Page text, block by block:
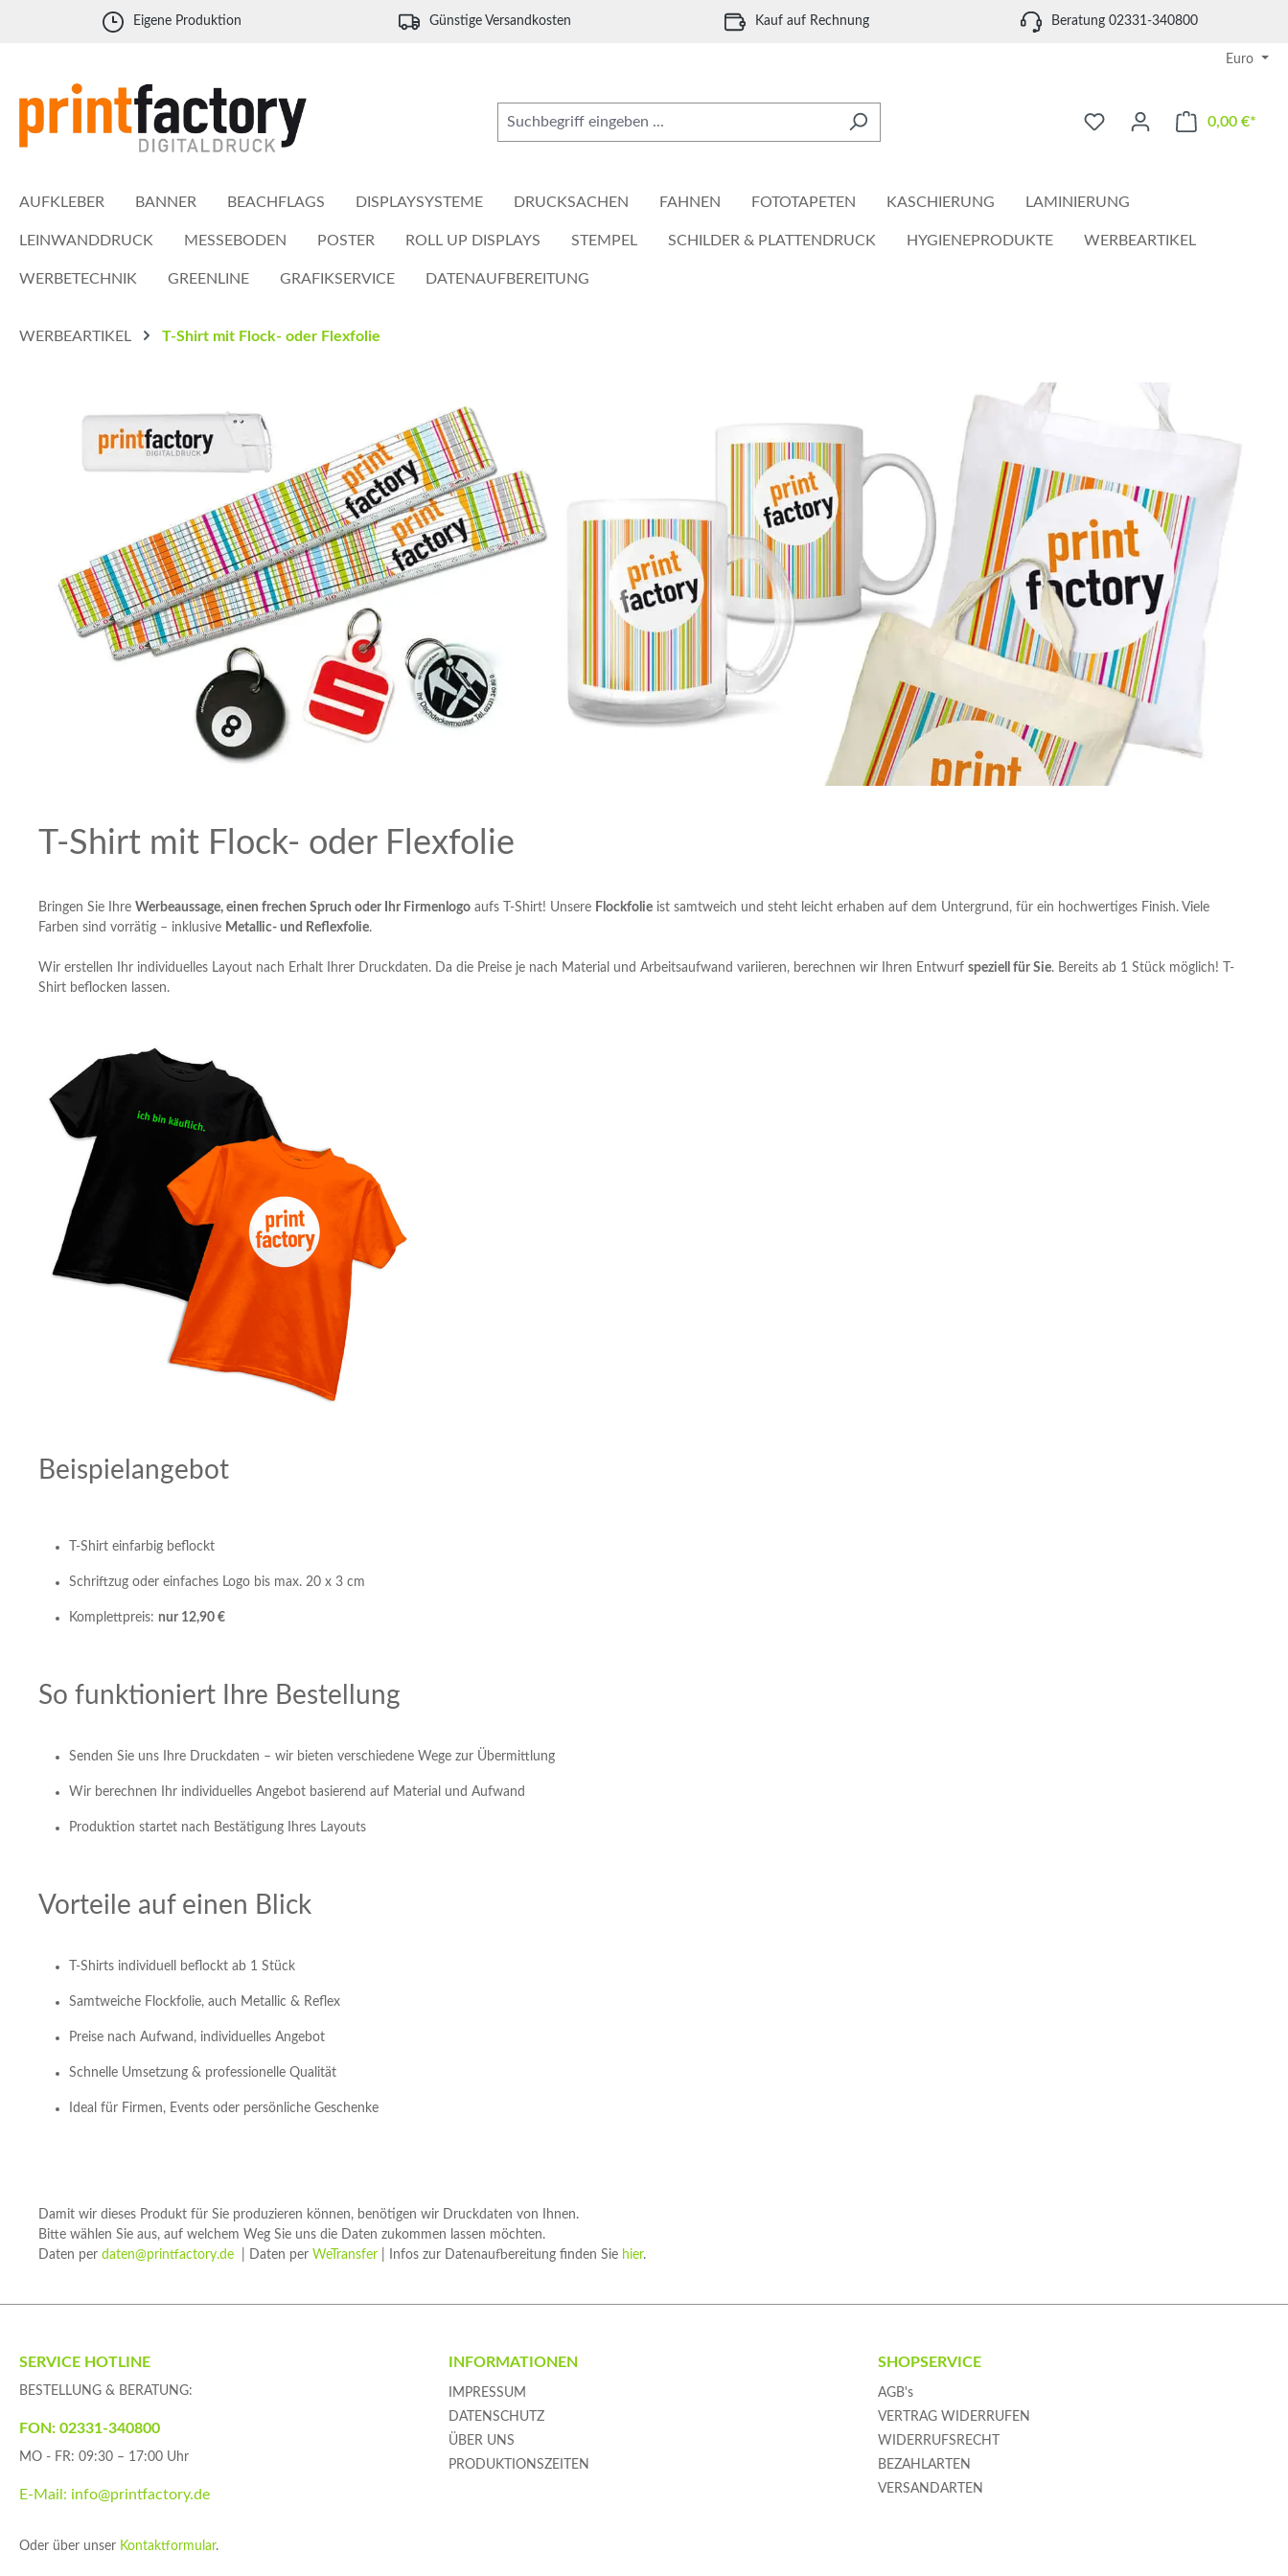
Hauptinhalt springen
Zur Suche springen
Zur Hauptnavigation springen
Eigene Produktion Günstige Versandkosten Kauf auf Rechnung Beratung 02331-340800
Euro
0,00 €*
AUFKLEBER BANNER BEACHFLAGS DISPLAYSYSTEME DRUCKSACHEN FAHNEN FOTOTAPETEN KASCHIERUNG LAMINIERUNG
LEINWANDDRUCK MESSEBODEN POSTER ROLL UP DISPLAYS STEMPEL SCHILDER & PLATTENDRUCK HYGIENEPRODUKTE WERBEARTIKEL
WERBETECHNIK GREENLINE GRAFIKSERVICE DATENAUFBEREITUNG
WERBEARTIKEL T-Shirt mit Flock- oder Flexfolie
T-Shirt mit Flock- oder Flexfolie
Bringen Sie Ihre Werbeaussage, einen frechen Spruch oder Ihr Firmenlogo aufs T-Shirt! Unsere Flockfolie ist samtweich und steht leicht erhaben auf dem Untergrund, für ein hochwertiges Finish. Viele
Farben sind vorrätig – inklusive Metallic- und Reflexfolie.
Wir erstellen Ihr individuelles Layout nach Erhalt Ihrer Druckdaten. Da die Preise je nach Material und Arbeitsaufwand variieren, berechnen wir Ihren Entwurf speziell für Sie. Bereits ab 1 Stück möglich! T-
Shirt beflocken lassen.
Beispielangebot
T-Shirt einfarbig beflockt
Schriftzug oder einfaches Logo bis max. 20 x 3 cm
Komplettpreis: nur 12,90 €
So funktioniert Ihre Bestellung
Senden Sie uns Ihre Druckdaten – wir bieten verschiedene Wege zur Übermittlung
Wir berechnen Ihr individuelles Angebot basierend auf Material und Aufwand
Produktion startet nach Bestätigung Ihres Layouts
Vorteile auf einen Blick
T-Shirts individuell beflockt ab 1 Stück
Samtweiche Flockfolie, auch Metallic & Reflex
Preise nach Aufwand, individuelles Angebot
Schnelle Umsetzung & professionelle Qualität
Ideal für Firmen, Events oder persönliche Geschenke
Damit wir dieses Produkt für Sie produzieren können, benötigen wir Druckdaten von Ihnen.
Bitte wählen Sie aus, auf welchem Weg Sie uns die Daten zukommen lassen möchten.
Daten per daten@printfactory.de | Daten per WeTransfer | Infos zur Datenaufbereitung finden Sie hier.
SERVICE HOTLINE
BESTELLUNG & BERATUNG:
FON: 02331-340800
MO - FR: 09:30 – 17:00 Uhr
E-Mail: info@printfactory.de
Oder über unser Kontaktformular.
INFORMATIONEN
IMPRESSUM
DATENSCHUTZ
ÜBER UNS
PRODUKTIONSZEITEN
SHOPSERVICE
AGB's
VERTRAG WIDERRUFEN
WIDERRUFSRECHT
BEZAHLARTEN
VERSANDARTEN